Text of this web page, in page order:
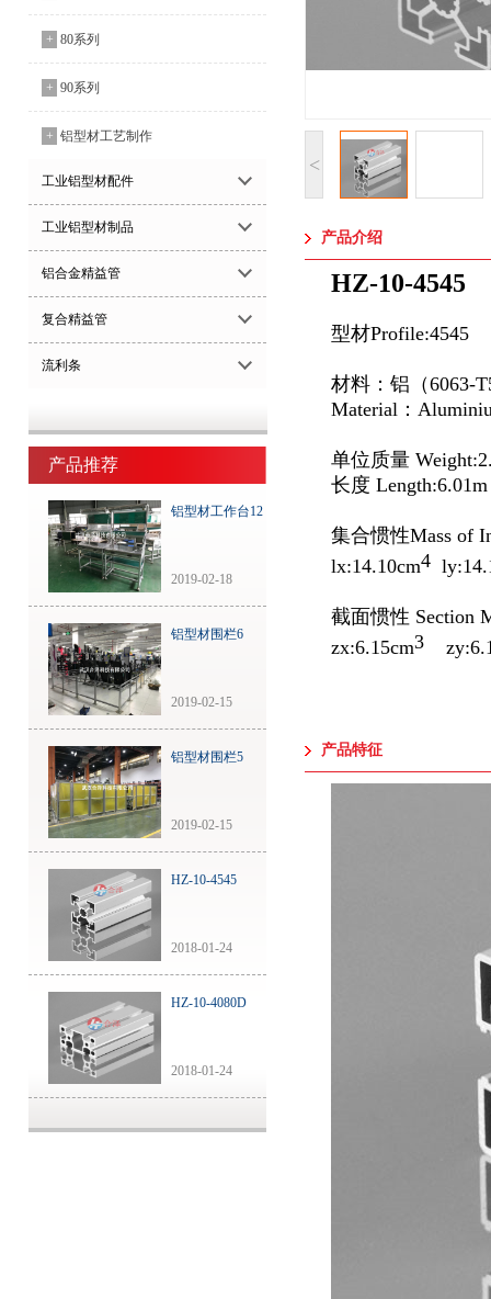
+ 80系列
+ 90系列
+ 铝型材工艺制作
工业铝型材配件
工业铝型材制品
铝合金精益管
复合精益管
流利条
产品推荐
铝型材工作台12
2019-02-18
铝型材围栏6
2019-02-15
铝型材围栏5
2019-02-15
HZ-10-4545
2018-01-24
HZ-10-4080D
2018-01-24
<
产品介绍
HZ-10-4545
型材Profile:4545
材料：铝（6063-
Material ：
单位质量
长度 Length:6.01m
集合惯性Mass of
lx:14.10cm4
截面惯性 Section
zx:6.15cm3
产品特征